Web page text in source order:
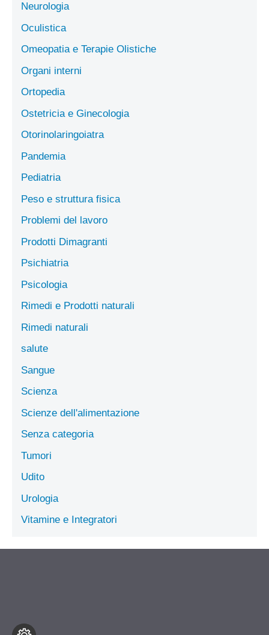
Neurologia
Oculistica
Omeopatia e Terapie Olistiche
Organi interni
Ortopedia
Ostetricia e Ginecologia
Otorinolaringoiatra
Pandemia
Pediatria
Peso e struttura fisica
Problemi del lavoro
Prodotti Dimagranti
Psichiatria
Psicologia
Rimedi e Prodotti naturali
Rimedi naturali
salute
Sangue
Scienza
Scienze dell'alimentazione
Senza categoria
Tumori
Udito
Urologia
Vitamine e Integratori